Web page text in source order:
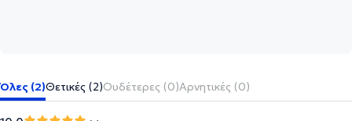
Όλες (2)Θετικές (2)Ουδέτερες (0)Αρνητικές (0)